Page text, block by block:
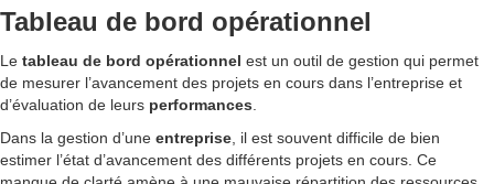
Tableau de bord opérationnel
Le tableau de bord opérationnel est un outil de gestion qui permet
de mesurer l’avancement des projets en cours dans l’entreprise et
d’évaluation de leurs performances
Dans la gestion d’une entreprise , il est souvent difficile de bien
estimer l’état d’avancement des différents projets en cours. Ce